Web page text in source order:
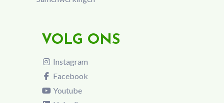
VOLG ONS
Instagram
Facebook
Youtube